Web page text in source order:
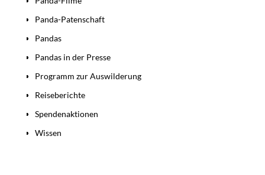
Panda-Patenschaft
Pandas
Pandas in der Presse
Programm zur Auswilderung
Reiseberichte
Spendenaktionen
Wissen